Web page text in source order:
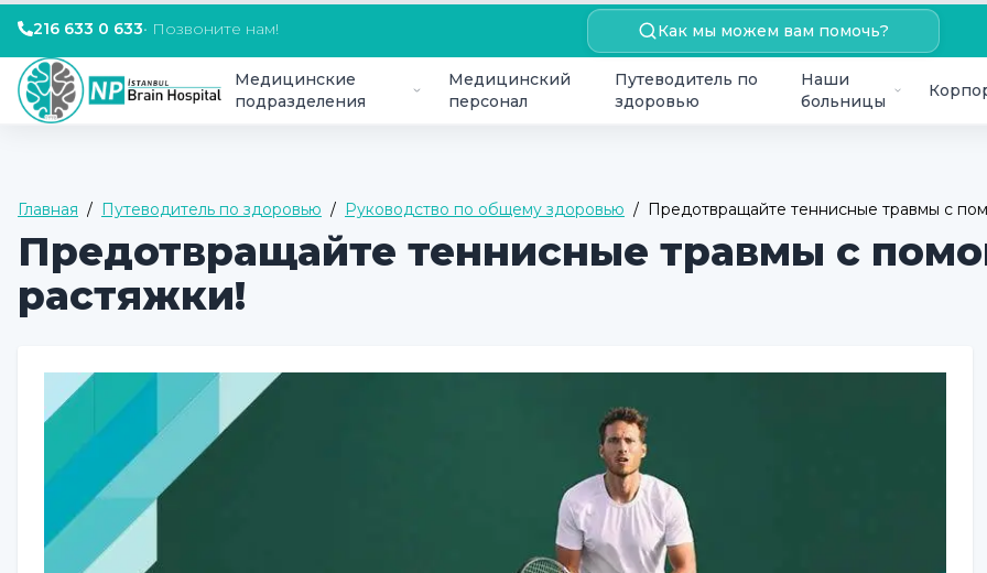
216 633 0 633• Позвоните нам! Как мы можем вам помочь?
Медицинские
подразделения
Медицинский
персонал
Путеводитель по
здоровью
Наши
больницы
Главная / Путеводитель по здоровью / Руководство по общему здоровью / Предотвращайте теннисные травмы с
Предотвращайте теннисные травмы с
растяжки!